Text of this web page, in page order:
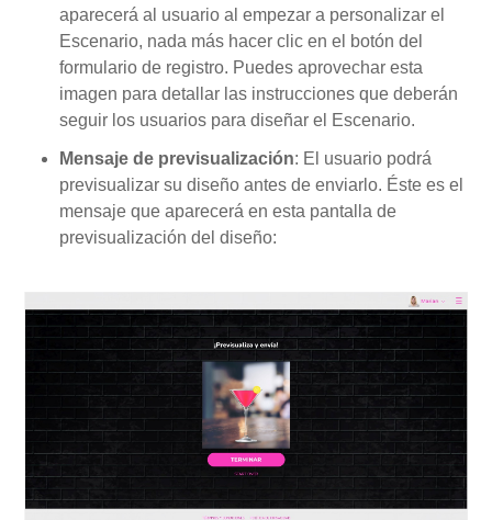
aparecerá al usuario al empezar a personalizar el
Escenario, nada más hacer clic en el botón del
formulario de registro. Puedes aprovechar esta
imagen para detallar las instrucciones que deberán
seguir los usuarios para diseñar el Escenario.
Mensaje de previsualización: El usuario podrá
previsualizar su diseño antes de enviarlo. Éste es el
mensaje que aparecerá en esta pantalla de
previsualización del diseño: